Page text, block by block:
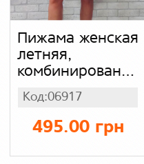
Пижама женская
летняя,
комбинированный
набор большого
размера батал,
комплект
шортами для
Код:06917
495.00 грн